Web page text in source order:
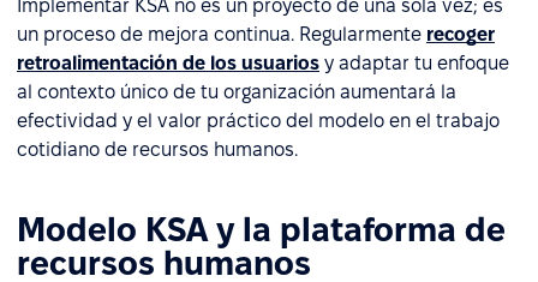
Implementar KSA no es un proyecto de una sola vez; es
un proceso de mejora continua. Regularmente recoger
retroalimentación de los usuarios y adaptar tu enfoque
al contexto único de tu organización aumentará la
efectividad y el valor práctico del modelo en el trabajo
cotidiano de recursos humanos.
Modelo KSA y la plataforma de
recursos humanos